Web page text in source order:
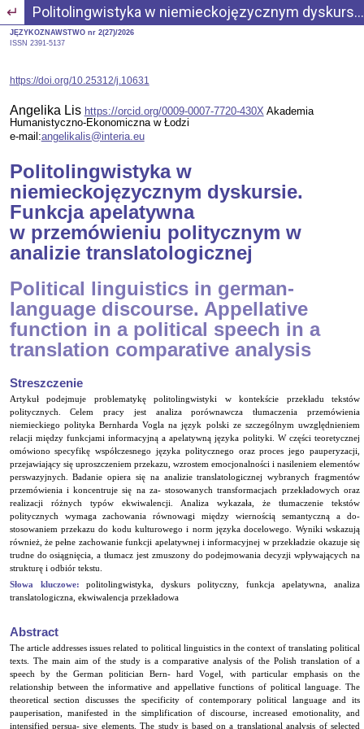
Wróć do szczegółów artykułu Politolingwistyka w niemieckojęzycznym dyskursie. Funkcja apelatywna w przemówieniu politycznym w analizie translatologicznej